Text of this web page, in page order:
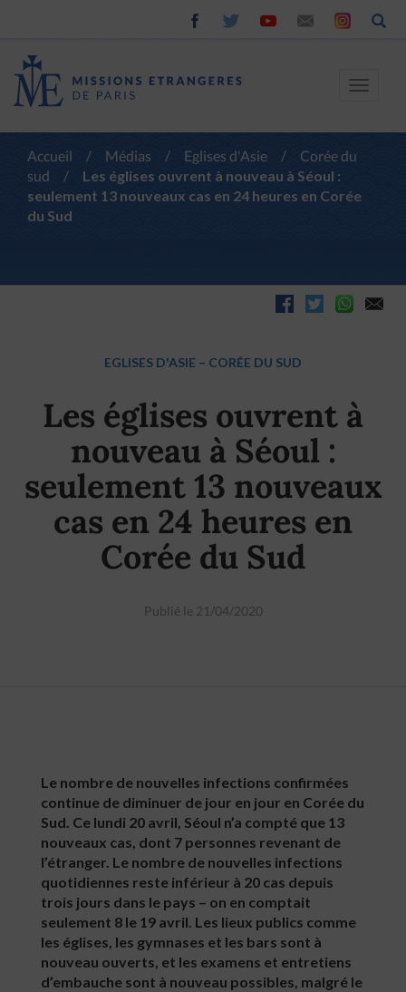
Toggle
Accueil / Médias / Eglises d'Asie /
Corée du
sud
/
Les églises ouvrent à nouveau à Séoul :
seulement 13 nouveaux cas en 24 heures en Corée
du Sud
EGLISES D'ASIE – CORÉE DU SUD
Les églises ouvrent à
nouveau à Séoul :
seulement 13 nouveaux
cas en 24 heures en
Corée du Sud
Publié le 21/04/2020
Le nombre de nouvelles infections confirmées
continue de diminuer de jour en jour en Corée du
Sud. Ce lundi 20 avril, Séoul n’a compté que 13
nouveaux cas, dont 7 personnes revenant de
l’étranger. Le nombre de nouvelles infections
quotidiennes reste inférieur à 20 cas depuis
trois jours dans le pays – on en comptait
seulement 8 le 19 avril. Les lieux publics comme
les églises, les gymnases et les bars sont à
nouveau ouverts, et les examens et entretiens
d’embauche sont à nouveau possibles, malgré le